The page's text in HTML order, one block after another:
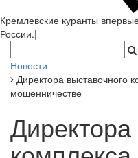
Кремлевские куранты
Ро|
Новости
Директора выставочного
мошенничестве